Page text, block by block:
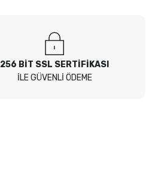
256 BİT SSL SERTİFİKASI
İLE GÜVENLİ ÖDEME